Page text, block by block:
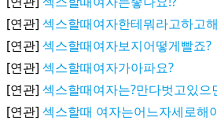
[연관] 섹스할때여자한테뭐라고하고
[연관] 섹스할때여자보지어떻게빨죠?
[연관] 섹스할때여자가아파요?
[연관] 섹스할때여자는?만다벗고있으
[연관] 섹스할때 여자는어느자세로해